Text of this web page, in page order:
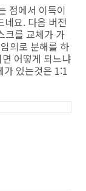
점에서 이득이
네요. 다음 버전
크를 교체가 가
의로 분해를 하
어떻게 되느냐
가 있는것은 1:1